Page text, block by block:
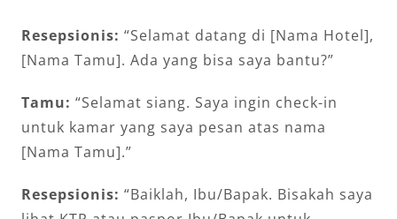
Resepsionis: “Selamat datang di [Nama Hotel],
[Nama Tamu]. Ada yang bisa saya bantu?”
Tamu: “Selamat siang. Saya ingin check-in
untuk kamar yang saya pesan atas nama
[Nama Tamu].”
Resepsionis: “Baiklah, Ibu/Bapak. Bisakah saya